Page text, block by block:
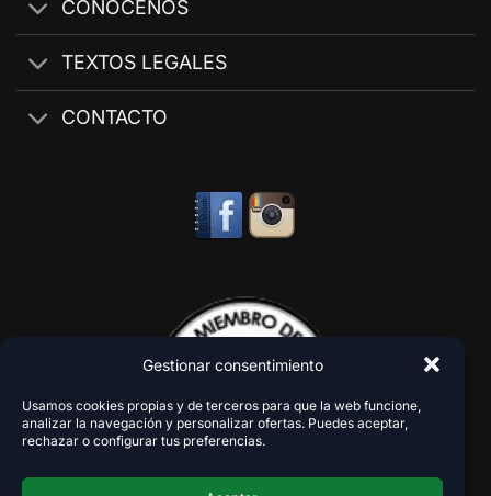
Gestionar consentimiento
Usamos cookies propias y de terceros para que la web funcione,
analizar la navegación y personalizar ofertas. Puedes aceptar,
rechazar o configurar tus preferencias.
CONÓCENOS
TEXTOS LEGALES
CONTACTO